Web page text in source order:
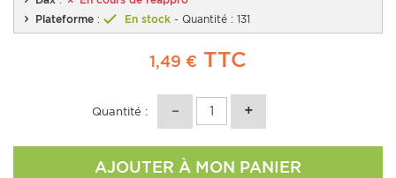
Plateforme : En stock - Quantité : 131
1,49 € TTC
Quantité :
AJOUTER À MON PANIER